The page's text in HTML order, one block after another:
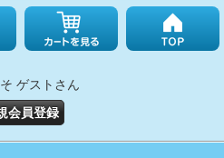
ゲストさん
会員登録